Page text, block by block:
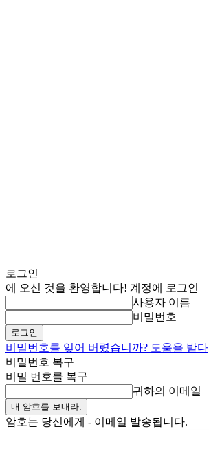
로그인
에 오신 것을 환영합니다! 계정에 로그인
사용자 이름
비밀번호
비밀번호를 잊어 버렸습니까? 도움을 받다
비밀번호 복구
비밀 번호를 복구
귀하의 이메일
암호는 당신에게 - 이메일 발송됩니다.